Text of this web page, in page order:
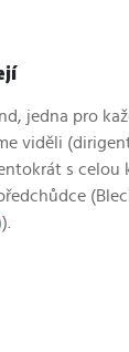
jedna pro
viděli
s celou